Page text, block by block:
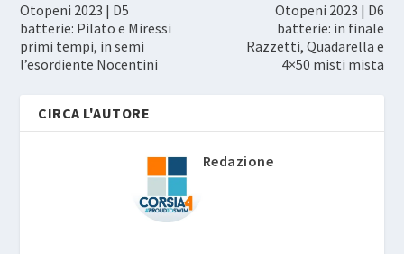
Otopeni 2023 | D5
batterie: Pilato e Miressi
primi tempi, in semi
l’esordiente Nocentini
Otopeni 2023 | D6
batterie: in finale
Razzetti, Quadarella e
4×50 misti mista
CIRCA L'AUTORE
Redazione